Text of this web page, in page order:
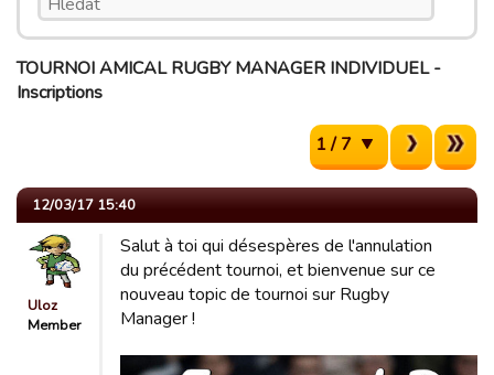
TOURNOI AMICAL RUGBY MANAGER INDIVIDUEL -
Inscriptions
1 / 7
12/03/17 15:40
Uloz
Member
Salut à toi qui désespères de l'annulation
du précédent tournoi, et bienvenue sur ce
nouveau topic de tournoi sur Rugby
Manager !